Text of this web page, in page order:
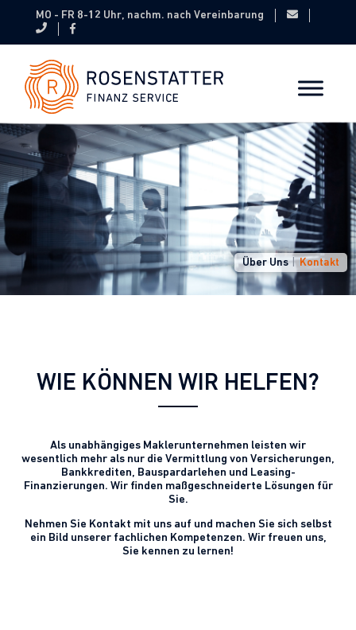
MO - FR 8-12 Uhr, nachm. nach Vereinbarung
Über Uns Kontakt
WIE KÖNNEN WIR HELFEN?
Als unabhängiges Maklerunternehmen leisten wir
wesentlich mehr als nur die Vermittlung von Versicherungen,
Bankkrediten, Bauspardarlehen und Leasing-
Finanzierungen. Wir finden maßgeschneiderte Lösungen für
Sie.
Nehmen Sie Kontakt mit uns auf und machen Sie sich selbst
ein Bild unserer fachlichen Kompetenzen. Wir freuen uns,
Sie kennen zu lernen!